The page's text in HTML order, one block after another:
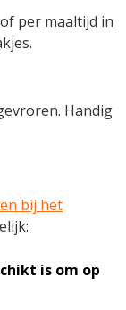
per maaltijd in
Handig
bij het
is om op